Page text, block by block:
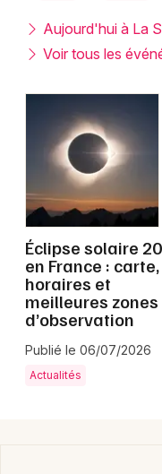
Concerts
Soirées
Sorties famille
Expos
Sorties & loisirs
Midi-Pyrénées
Occitanie
Nantes
Nice
Paris
Strasbourg
Toulouse
Toutes les villes
Aujourd'hui à La
Voir tous les
Éclipse solaire
en France : carte,
horaires et
meilleures zones
d’observation
Publié le 06/07/2026
Actualités